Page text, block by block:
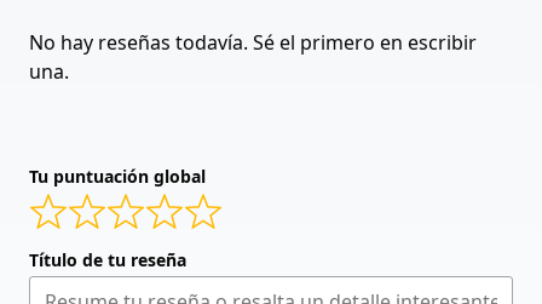
No hay reseñas todavía. Sé el primero en escribir
una.
Tu puntuación global
Título de tu reseña